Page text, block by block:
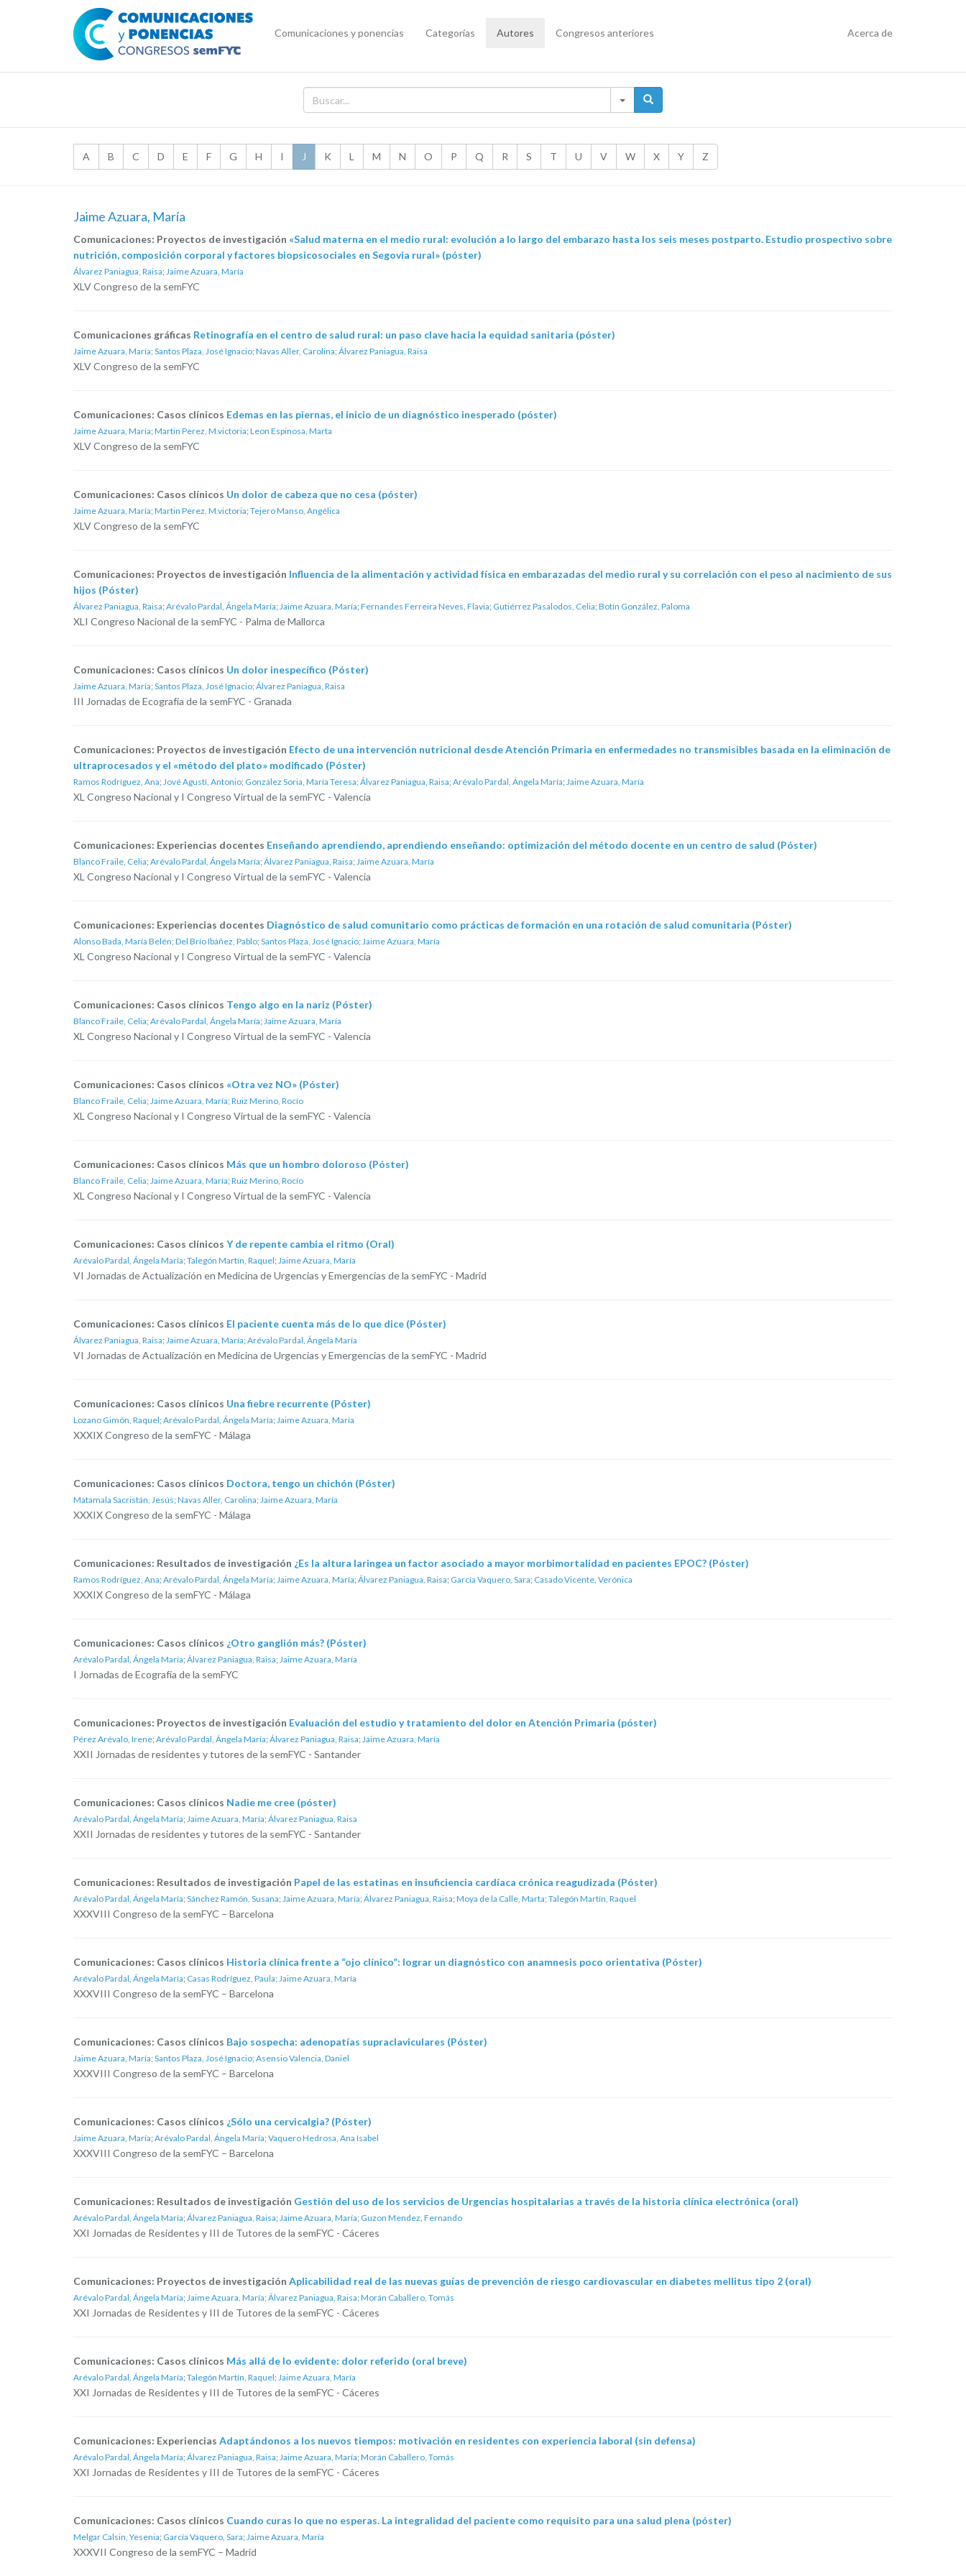
Comunicaciones y ponencias Categorías Autores Congresos anteriores Acerca de
A B C D E F G H I J K L M N O P Q R S T U V W X Y Z
Jaime Azuara, María
Comunicaciones: Proyectos de investigación «Salud materna en el medio rural: evolución a lo largo del embarazo hasta los seis meses postparto. Estudio prospectivo sobre
nutrición, composición corporal y factores biopsicosociales en Segovia rural» (póster)
Álvarez Paniagua, Raisa; Jaime Azuara, María
XLV Congreso de la semFYC
Comunicaciones gráficas Retinografía en el centro de salud rural: un paso clave hacia la equidad sanitaria (póster)
Jaime Azuara, María; Santos Plaza, José Ignacio; Navas Aller, Carolina; Álvarez Paniagua, Raisa
XLV Congreso de la semFYC
Comunicaciones: Casos clínicos Edemas en las piernas, el inicio de un diagnóstico inesperado (póster)
Jaime Azuara, María; Martin Perez, M.victoria; Leon Espinosa, Marta
XLV Congreso de la semFYC
Comunicaciones: Casos clínicos Un dolor de cabeza que no cesa (póster)
Jaime Azuara, María; Martin Perez, M.victoria; Tejero Manso, Angélica
XLV Congreso de la semFYC
Comunicaciones: Proyectos de investigación Influencia de la alimentación y actividad física en embarazadas del medio rural y su correlación con el peso al nacimiento de sus
hijos (Póster)
Álvarez Paniagua, Raisa; Arévalo Pardal, Ángela María; Jaime Azuara, María; Fernandes Ferreira Neves, Flavia; Gutiérrez Pasalodos, Celia; Botín González, Paloma
XLI Congreso Nacional de la semFYC - Palma de Mallorca
Comunicaciones: Casos clínicos Un dolor inespecífico (Póster)
Jaime Azuara, María; Santos Plaza, José Ignacio; Álvarez Paniagua, Raisa
III Jornadas de Ecografía de la semFYC - Granada
Comunicaciones: Proyectos de investigación Efecto de una intervención nutricional desde Atención Primaria en enfermedades no transmisibles basada en la eliminación de
ultraprocesados y el «método del plato» modificado (Póster)
Ramos Rodríguez, Ana; Jové Agustí, Antonio; González Soria, María Teresa; Álvarez Paniagua, Raisa; Arévalo Pardal, Ángela María; Jaime Azuara, María
XL Congreso Nacional y I Congreso Virtual de la semFYC - Valencia
Comunicaciones: Experiencias docentes Enseñando aprendiendo, aprendiendo enseñando: optimización del método docente en un centro de salud (Póster)
Blanco Fraile, Celia; Arévalo Pardal, Ángela María; Álvarez Paniagua, Raisa; Jaime Azuara, María
XL Congreso Nacional y I Congreso Virtual de la semFYC - Valencia
Comunicaciones: Experiencias docentes Diagnóstico de salud comunitario como prácticas de formación en una rotación de salud comunitaria (Póster)
Alonso Bada, María Belén; Del Brío Ibáñez, Pablo; Santos Plaza, José Ignacio; Jaime Azuara, María
XL Congreso Nacional y I Congreso Virtual de la semFYC - Valencia
Comunicaciones: Casos clínicos Tengo algo en la nariz (Póster)
Blanco Fraile, Celia; Arévalo Pardal, Ángela María; Jaime Azuara, María
XL Congreso Nacional y I Congreso Virtual de la semFYC - Valencia
Comunicaciones: Casos clínicos «Otra vez NO» (Póster)
Blanco Fraile, Celia; Jaime Azuara, María; Ruiz Merino, Rocío
XL Congreso Nacional y I Congreso Virtual de la semFYC - Valencia
Comunicaciones: Casos clínicos Más que un hombro doloroso (Póster)
Blanco Fraile, Celia; Jaime Azuara, María; Ruiz Merino, Rocío
XL Congreso Nacional y I Congreso Virtual de la semFYC - Valencia
Comunicaciones: Casos clínicos Y de repente cambia el ritmo (Oral)
Arévalo Pardal, Ángela María; Talegón Martín, Raquel; Jaime Azuara, María
VI Jornadas de Actualización en Medicina de Urgencias y Emergencias de la semFYC - Madrid
Comunicaciones: Casos clínicos El paciente cuenta más de lo que dice (Póster)
Álvarez Paniagua, Raisa; Jaime Azuara, María; Arévalo Pardal, Ángela María
VI Jornadas de Actualización en Medicina de Urgencias y Emergencias de la semFYC - Madrid
Comunicaciones: Casos clínicos Una fiebre recurrente (Póster)
Lozano Gimón, Raquel; Arévalo Pardal, Ángela María; Jaime Azuara, María
XXXIX Congreso de la semFYC - Málaga
Comunicaciones: Casos clínicos Doctora, tengo un chichón (Póster)
Matamala Sacristán, Jesús; Navas Aller, Carolina; Jaime Azuara, María
XXXIX Congreso de la semFYC - Málaga
Comunicaciones: Resultados de investigación ¿Es la altura laringea un factor asociado a mayor morbimortalidad en pacientes EPOC? (Póster)
Ramos Rodríguez, Ana; Arévalo Pardal, Ángela María; Jaime Azuara, María; Álvarez Paniagua, Raisa; García Vaquero, Sara; Casado Vicente, Verónica
XXXIX Congreso de la semFYC - Málaga
Comunicaciones: Casos clínicos ¿Otro ganglión más? (Póster)
Arévalo Pardal, Ángela María; Álvarez Paniagua, Raisa; Jaime Azuara, María
I Jornadas de Ecografía de la semFYC
Comunicaciones: Proyectos de investigación Evaluación del estudio y tratamiento del dolor en Atención Primaria (póster)
Pérez Arévalo, Irene; Arévalo Pardal, Ángela María; Álvarez Paniagua, Raisa; Jaime Azuara, María
XXII Jornadas de residentes y tutores de la semFYC - Santander
Comunicaciones: Casos clínicos Nadie me cree (póster)
Arévalo Pardal, Ángela María; Jaime Azuara, María; Álvarez Paniagua, Raisa
XXII Jornadas de residentes y tutores de la semFYC - Santander
Comunicaciones: Resultados de investigación Papel de las estatinas en insuficiencia cardíaca crónica reagudizada (Póster)
Arévalo Pardal, Ángela María; Sánchez Ramón, Susana; Jaime Azuara, María; Álvarez Paniagua, Raisa; Moya de la Calle, Marta; Talegón Martín, Raquel
XXXVIII Congreso de la semFYC – Barcelona
Comunicaciones: Casos clínicos Historia clínica frente a “ojo clínico”: lograr un diagnóstico con anamnesis poco orientativa (Póster)
Arévalo Pardal, Ángela María; Casas Rodríguez, Paula; Jaime Azuara, María
XXXVIII Congreso de la semFYC – Barcelona
Comunicaciones: Casos clínicos Bajo sospecha: adenopatías supraclaviculares (Póster)
Jaime Azuara, María; Santos Plaza, José Ignacio; Asensio Valencia, Daniel
XXXVIII Congreso de la semFYC – Barcelona
Comunicaciones: Casos clínicos ¿Sólo una cervicalgia? (Póster)
Jaime Azuara, María; Arévalo Pardal, Ángela María; Vaquero Hedrosa, Ana Isabel
XXXVIII Congreso de la semFYC – Barcelona
Comunicaciones: Resultados de investigación Gestión del uso de los servicios de Urgencias hospitalarias a través de la historia clínica electrónica (oral)
Arévalo Pardal, Ángela María; Álvarez Paniagua, Raisa; Jaime Azuara, María; Guzon Mendez, Fernando
XXI Jornadas de Residentes y III de Tutores de la semFYC - Cáceres
Comunicaciones: Proyectos de investigación Aplicabilidad real de las nuevas guías de prevención de riesgo cardiovascular en diabetes mellitus tipo 2 (oral)
Arévalo Pardal, Ángela María; Jaime Azuara, María; Álvarez Paniagua, Raisa; Morán Caballero, Tomás
XXI Jornadas de Residentes y III de Tutores de la semFYC - Cáceres
Comunicaciones: Casos clínicos Más allá de lo evidente: dolor referido (oral breve)
Arévalo Pardal, Ángela María; Talegón Martín, Raquel; Jaime Azuara, María
XXI Jornadas de Residentes y III de Tutores de la semFYC - Cáceres
Comunicaciones: Experiencias Adaptándonos a los nuevos tiempos: motivación en residentes con experiencia laboral (sin defensa)
Arévalo Pardal, Ángela María; Álvarez Paniagua, Raisa; Jaime Azuara, María; Morán Caballero, Tomás
XXI Jornadas de Residentes y III de Tutores de la semFYC - Cáceres
Comunicaciones: Casos clínicos Cuando curas lo que no esperas. La integralidad del paciente como requisito para una salud plena (póster)
Melgar Calsin, Yesenia; García Vaquero, Sara; Jaime Azuara, María
XXXVII Congreso de la semFYC – Madrid